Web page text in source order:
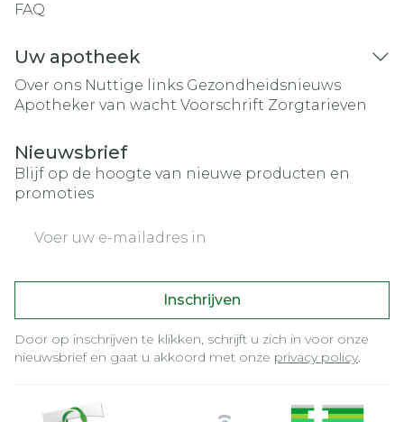
FAQ
Uw apotheek
Over ons Nuttige links Gezondheidsnieuws
Apotheker van wacht Voorschrift Zorgtarieven
Nieuwsbrief
Blijf op de hoogte van nieuwe producten en
promoties
Inschrijven
Door op inschrijven te klikken, schrijft u zich in voor onze
nieuwsbrief en gaat u akkoord met onze privacy policy.